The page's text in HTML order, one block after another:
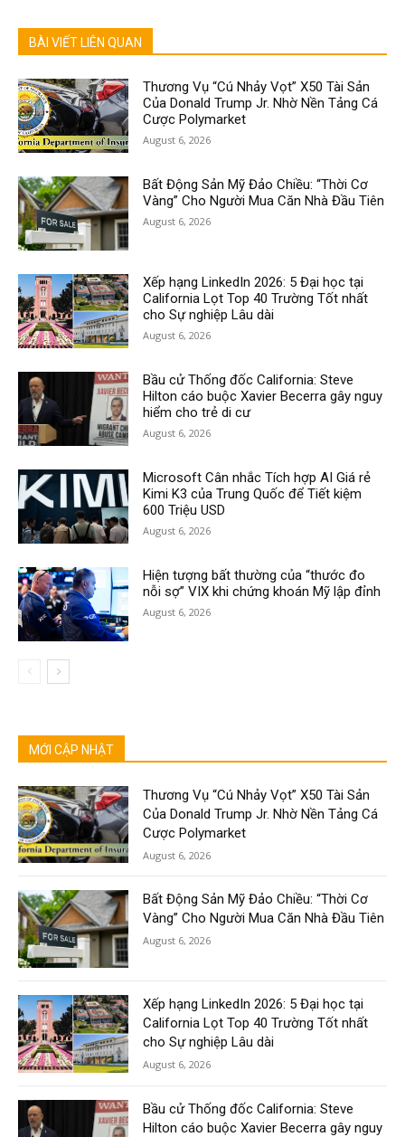
BÀI VIẾT LIÊN QUAN
Thương Vụ “Cú Nhảy Vọt” X50 Tài Sản
Của Donald Trump Jr. Nhờ Nền Tảng Cá
Cược Polymarket
August 6, 2026
Bất Động Sản Mỹ Đảo Chiều: “Thời Cơ
Vàng” Cho Người Mua Căn Nhà Đầu Tiên
August 6, 2026
Xếp hạng LinkedIn 2026: 5 Đại học tại
California Lọt Top 40 Trường Tốt nhất
cho Sự nghiệp Lâu dài
August 6, 2026
Bầu cử Thống đốc California: Steve
Hilton cáo buộc Xavier Becerra gây nguy
hiểm cho trẻ di cư
August 6, 2026
Microsoft Cân nhắc Tích hợp AI Giá rẻ
Kimi K3 của Trung Quốc để Tiết kiệm
600 Triệu USD
August 6, 2026
Hiện tượng bất thường của “thước đo
nỗi sợ” VIX khi chứng khoán Mỹ lập đỉnh
August 6, 2026
MỚI CẬP NHẬT
Thương Vụ “Cú Nhảy Vọt” X50 Tài Sản
Của Donald Trump Jr. Nhờ Nền Tảng Cá
Cược Polymarket
August 6, 2026
Bất Động Sản Mỹ Đảo Chiều: “Thời Cơ
Vàng” Cho Người Mua Căn Nhà Đầu Tiên
August 6, 2026
Xếp hạng LinkedIn 2026: 5 Đại học tại
California Lọt Top 40 Trường Tốt nhất
cho Sự nghiệp Lâu dài
August 6, 2026
Bầu cử Thống đốc California: Steve
Hilton cáo buộc Xavier Becerra gây nguy